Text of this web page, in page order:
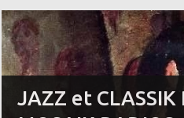
JAZZ et CLASSIK